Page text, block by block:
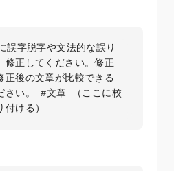
誤字脱字や文法的な誤り
修正してください。修正
正後の文章が比較できる
さい。 #文章 （ここに校
ける）